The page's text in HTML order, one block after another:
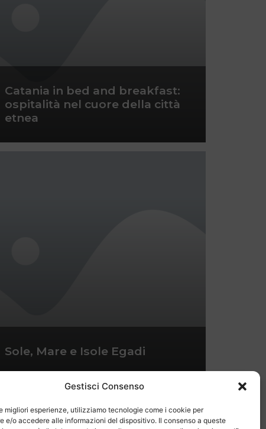
Gestisci Consenso
migliori esperienze, utilizziamo tecnologie come i cookie per
e/o accedere alle informazioni del dispositivo. Il consenso a queste
Catania in bed and breakfast:
ospitalità nel cuore della città
etnea
Sole, Mare e Isole Egadi